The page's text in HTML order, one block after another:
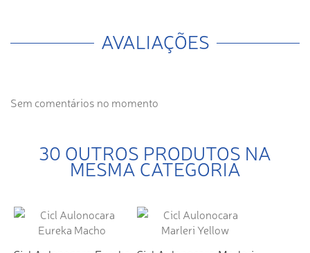
AVALIAÇÕES
Sem comentários no momento
30 OUTROS PRODUTOS NA
MESMA CATEGORIA